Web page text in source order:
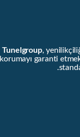
Tunelgroup,
korumayı garanti